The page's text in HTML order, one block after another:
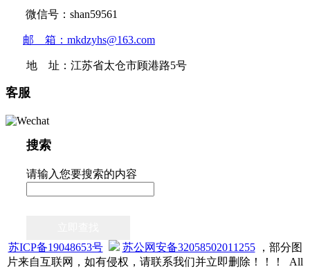
微信号：shan59561
邮 箱：mkdzyhs@163.com
地 址：江苏省太仓市顾港路5号
客服
搜索
请输入您要搜索的内容
苏ICP备19048653号
苏公网安备32058502011255，部分图
片来自互联网，如有侵权，请联系我们并立即删除！！！ All